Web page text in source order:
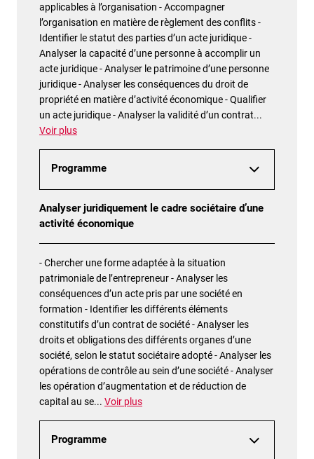
applicables à l’organisation - Accompagner
l’organisation en matière de règlement des conflits -
Identifier le statut des parties d’un acte juridique -
Analyser la capacité d’une personne à accomplir un
acte juridique - Analyser le patrimoine d’une personne
juridique - Analyser les conséquences du droit de
propriété en matière d’activité économique - Qualifier
un acte juridique - Analyser la validité d’un contrat...
Voir plus
Programme
Analyser juridiquement le cadre sociétaire d’une
activité économique
- Chercher une forme adaptée à la situation
patrimoniale de l’entrepreneur - Analyser les
conséquences d’un acte pris par une société en
formation - Identifier les différents éléments
constitutifs d’un contrat de société - Analyser les
droits et obligations des différents organes d’une
société, selon le statut sociétaire adopté - Analyser les
opérations de contrôle au sein d’une société - Analyser
les opération d’augmentation et de réduction de
capital au se... Voir plus
Programme